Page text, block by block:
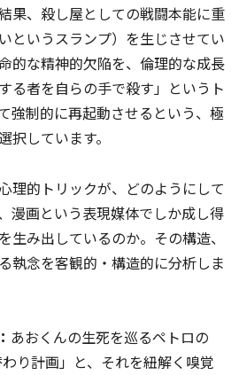
果、殺し屋としての戦闘本能に重
というスランプ）を生じさせてい
的な精神的欠陥を、倫理的な成長
る者を自らの手で殺す」というト
強制的に再起動させるという、極
択しています。
理的トリックが、どのようにして
漫画という表現媒体でしか成し得
生み出しているのか。その構造、
執念を客観的・構造的に分析しま
あおくんの生死を巡るペトロの
り計画」と、それを紐解く嗅覚